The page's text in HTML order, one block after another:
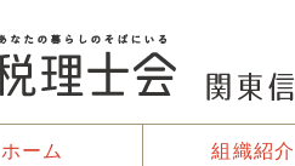
ホーム 組織紹介